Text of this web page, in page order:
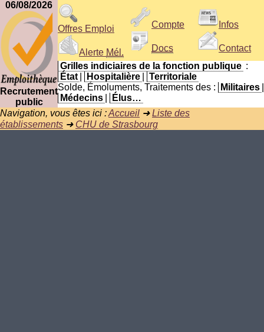
06/08/2026
Recrutement
public
Offres Emploi
Alerte Mél.
Compte
Docs
Infos
Contact
Grilles indiciaires de la fonction publique :
État
Hospitalière
Territoriale
Solde, Émoluments, Traitements des :
Militaires
Médecins
Élus…
Navigation, vous êtes ici :Accueil ➜Liste des
établissements ➜ CHU de Strasbourg